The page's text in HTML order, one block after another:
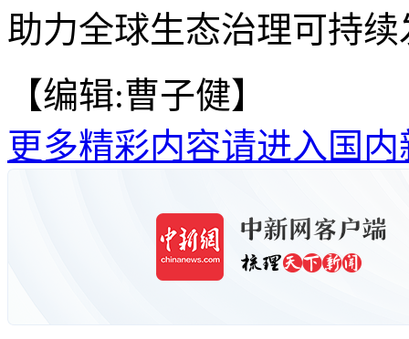
助力全球生态治理可持
【编辑:曹子健】
更多精彩内容请进入国内